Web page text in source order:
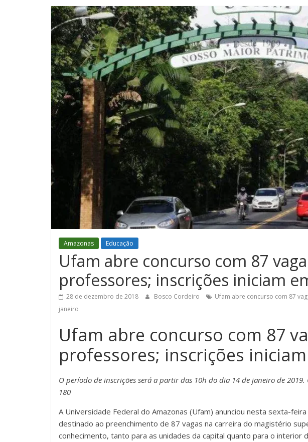
Amazonas Educação
Ufam abre concurso com 87
professores; inscrições iniciam
28 de dezembro de 2018 Bosco Cordeiro
Ufam abre concurso com 87
janeiro
Ufam abre concurso com 87
professores; inscrições
O período de inscrições será a partir das 10h do dia 14 de janeiro de
180
A Universidade Federal do Amazonas (Ufam) anunciou nesta sexta-
destinado ao preenchimento de 87 vagas na carreira do magistério
conhecimento, tanto para as unidades da capital quanto para o interior